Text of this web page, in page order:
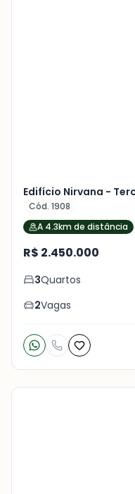
Edifício Nirvana -
Cód. 1908
A 4.3km de distância
R$ 2.450.000
3Quartos
2Vagas